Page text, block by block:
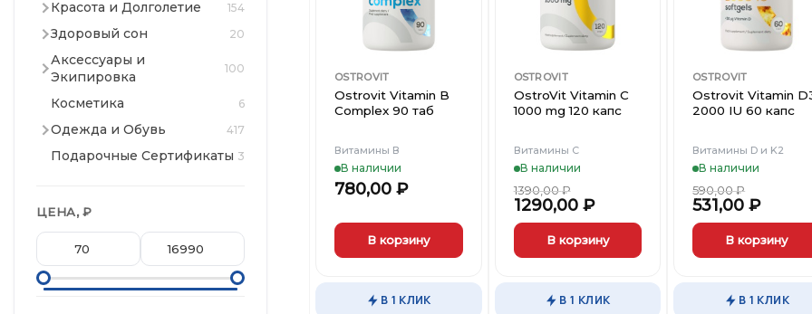
Красота и Долголетие 154
Здоровый сон 20
Аксессуары и
Экипировка
100
Косметика 6
Одежда и Обувь 417
Подарочные Сертификаты 3
ЦЕНА, ₽
OSTROVIT
Ostrovit Vitamin B
Complex 90 таб
Витамины В
В наличии
780,00 ₽
В корзину
В 1 КЛИК
OSTROVIT
OstroVit Vitamin C
1000 mg 120 капс
Витамины С
В наличии
1390,00₽
1290,00 ₽
В корзину
В 1 КЛИК
OSTROVIT
Ostrovit Vitamin
2000 IU 60 капс
Витамины D и K2
В наличии
590,00₽
531,00₽
В корзину
В 1 КЛИК